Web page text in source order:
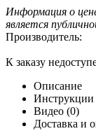
Информация о
является
Производитель:
К заказу
Описание
Видео (0)
Доставка и